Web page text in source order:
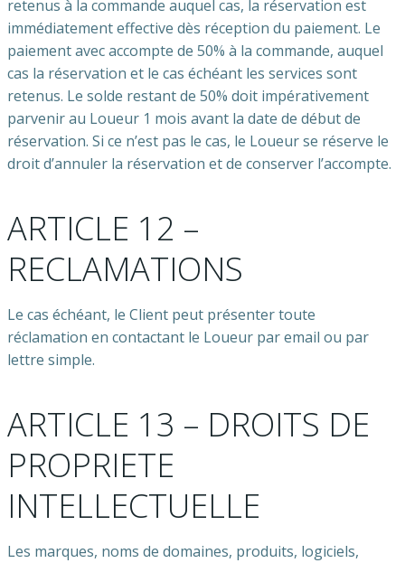
retenus à la commande auquel cas, la réservation est
immédiatement effective dès réception du paiement. Le
paiement avec accompte de 50% à la commande, auquel
cas la réservation et le cas échéant les services sont
retenus. Le solde restant de 50% doit impérativement
parvenir au Loueur 1 mois avant la date de début de
réservation. Si ce n’est pas le cas, le Loueur se réserve le
droit d’annuler la réservation et de conserver l’accompte.
ARTICLE 12 –
RECLAMATIONS
Le cas échéant, le Client peut présenter toute
réclamation en contactant le Loueur par email ou par
lettre simple.
ARTICLE 13 – DROITS DE
PROPRIETE
INTELLECTUELLE
Les marques, noms de domaines, produits, logiciels,